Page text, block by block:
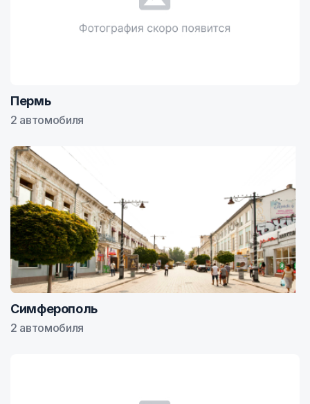
Пермь
2 автомобиля
Симферополь
2 автомобиля